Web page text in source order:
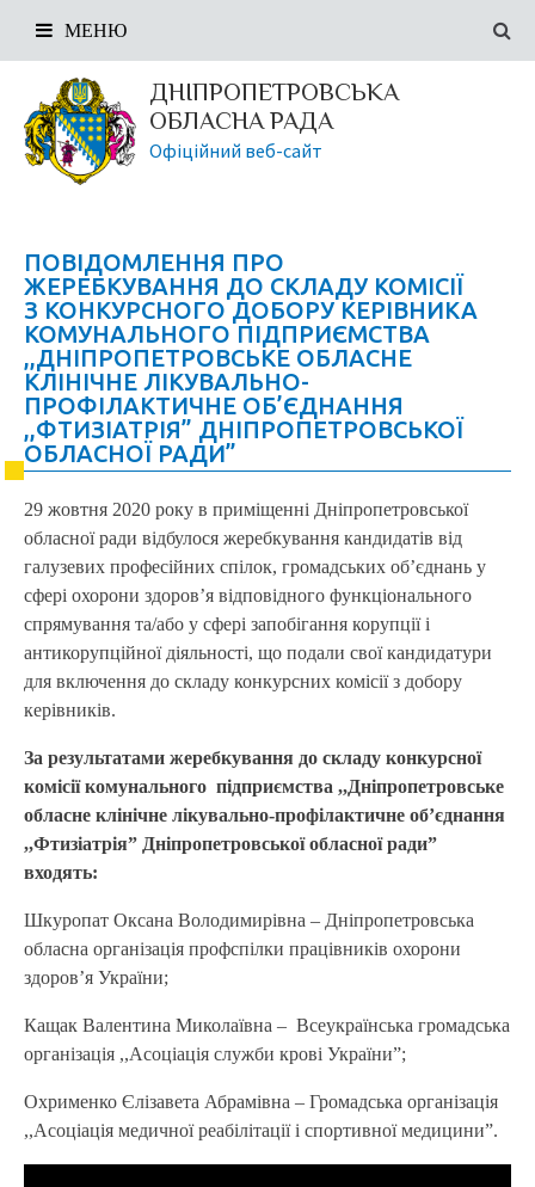
ДНІПРОПЕТРОВСЬКА
ОБЛАСНА РАДА
Офіційний веб-сайт
МЕНЮ
ПОВІДОМЛЕННЯ ПРО
ЖЕРЕБКУВАННЯ ДО СКЛАДУ КОМІСІЇ
З КОНКУРСНОГО ДОБОРУ КЕРІВНИКА
КОМУНАЛЬНОГО ПІДПРИЄМСТВА
,,ДНІПРОПЕТРОВСЬКЕ ОБЛАСНЕ
КЛІНІЧНЕ ЛІКУВАЛЬНО-
ПРОФІЛАКТИЧНЕ ОБ’ЄДНАННЯ
,,ФТИЗІАТРІЯ” ДНІПРОПЕТРОВСЬКОЇ
ОБЛАСНОЇ РАДИ”
29 жовтня 2020 року в приміщенні Дніпропетровської
обласної ради відбулося жеребкування кандидатів від
галузевих професійних спілок, громадських об’єднань у
сфері охорони здоров’я відповідного функціонального
спрямування та/або у сфері запобігання корупції і
антикорупційної діяльності, що подали свої кандидатури
для включення до складу конкурсних комісії з добору
керівників.
За результатами жеребкування до складу конкурсної
комісії комунального підприємства ,,Дніпропетровське
обласне клінічне лікувально-профілактичне об’єднання
,,Фтизіатрія” Дніпропетровської обласної ради”
входять:
Шкуропат Оксана Володимирівна – Дніпропетровська
обласна організація профспілки працівників охорони
здоров’я України;
Кащак Валентина Миколаївна – Всеукраїнська громадська
організація ,,Асоціація служби крові України”;
Охрименко Єлізавета Абрамівна – Громадська організація
,,Асоціація медичної реабілітації і спортивної медицини”.